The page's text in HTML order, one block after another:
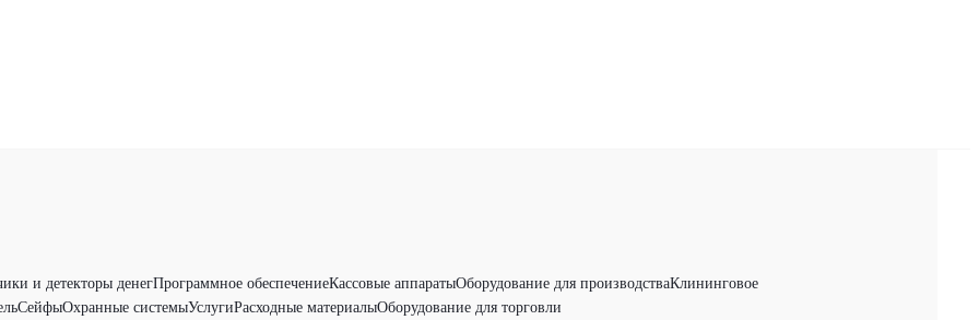
и детекторы денегПрограммное обеспечениеКассовые аппаратыОборудование для производстваКлининговое
СейфыОхранные системыУслугиРасходные материалыОборудование для торговли